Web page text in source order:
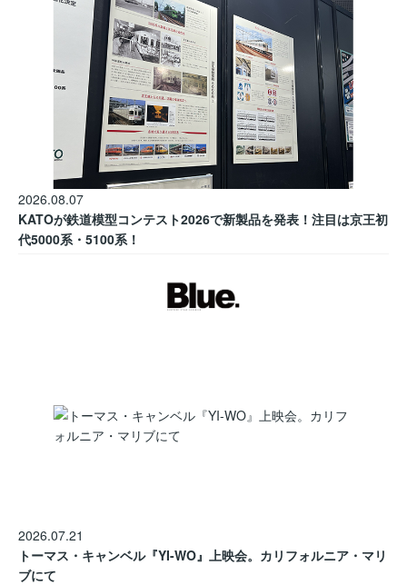
2026.08.07
KATOが鉄道模型コンテスト2026で新製品を発表！注目は京王初
代5000系・5100系！
2026.07.21
トーマス・キャンベル『YI-WO』上映会。カリフォルニア・マリ
ブにて